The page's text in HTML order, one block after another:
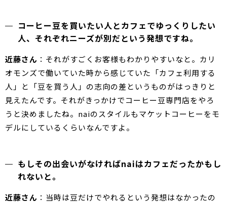
コーヒー豆を買いたい人とカフェでゆっくりしたい
人、それぞれニーズが別だという発想ですね。
近藤さん ：それがすごくお客様もわかりやすいなと。カリ
オモンズで働いていた時から感じていた「カフェ利用する
人」と「豆を買う人」の志向の差というものがはっきりと
見えたんです。それがきっかけでコーヒー豆専門店をやろ
うと決めましたね。naiのスタイルもマケットコーヒーをモ
デルにしているくらいなんですよ。
もしその出会いがなければnaiはカフェだったかもし
れないと。
近藤さん ：当時は豆だけでやれるという発想はなかったの